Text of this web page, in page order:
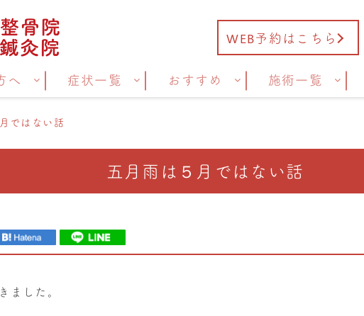
WEB予約はこちら
へ 症状一覧 おすすめ 施術一覧
ではない話
五月雨は５月ではない話
ました。